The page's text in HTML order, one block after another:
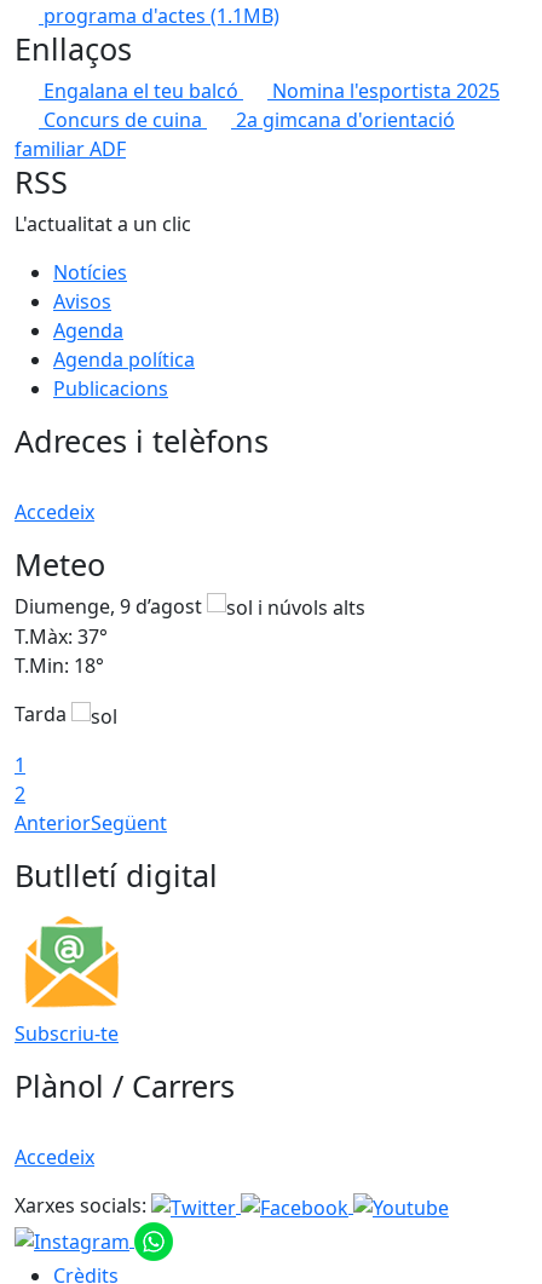
programa d'actes (1.1MB)
Enllaços
Engalana el teu balcó
Nomina l'esportista 2025
Concurs de cuina
2a gimcana d'orientació
familiar ADF
RSS
L'actualitat a un clic
Notícies
Avisos
Agenda
Agenda política
Publicacions
Adreces i telèfons
Accedeix
Meteo
Diumenge, 9 d’agost
T.Màx: 37°
T.Min: 18°
Tarda
1
2
AnteriorSegüent
Butlletí digital
Subscriu-te
Plànol / Carrers
Accedeix
Xarxes socials:
Crèdits